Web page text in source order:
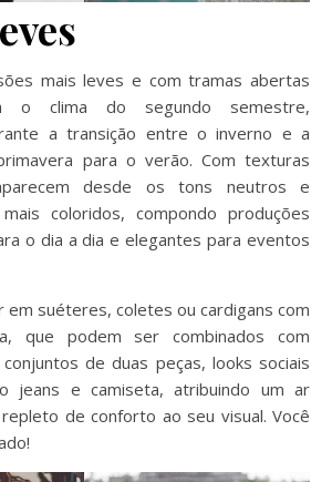
mais leves e com tramas abertas
o clima do segundo semestre,
a transição entre o inverno e a
para o verão. Com texturas
desde os tons neutros e
coloridos, compondo produções
o dia a dia e elegantes para eventos
em suéteres, coletes ou cardigans com
que podem ser combinados com
de duas peças, looks sociais
jeans e camiseta, atribuindo um ar
de conforto ao seu visual. Você